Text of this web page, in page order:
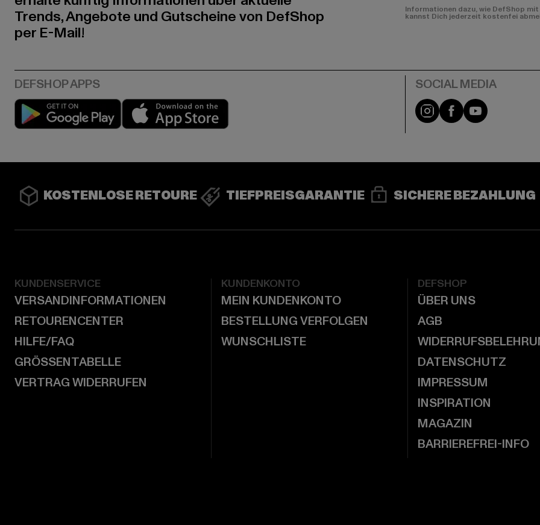
Trends, Angebote und Gutscheine von DefShop
per E-Mail!
Informationen dazu, wie DefShop
kannst Dich jederzeit kostenfei
Play market Instagram
FacebookYouTube
KOSTENLOSE RETOURE TIEFPREISGARANTIE SICHERE BEZAHLUNG
KUNDENSERVICE
VERSANDINFORMATIONEN
RETOURENCENTER
HILFE/FAQ
GRÖSSENTABELLE
VERTRAG WIDERRUFEN
KUNDENKONTO
MEIN KUNDENKONTO
BESTELLUNG VERFOLGEN
WUNSCHLISTE
DEFSHOP
ÜBER UNS
AGB
DATENSCHUTZ
IMPRESSUM
INSPIRATION
MAGAZIN
BARRIEREFREI-INFO